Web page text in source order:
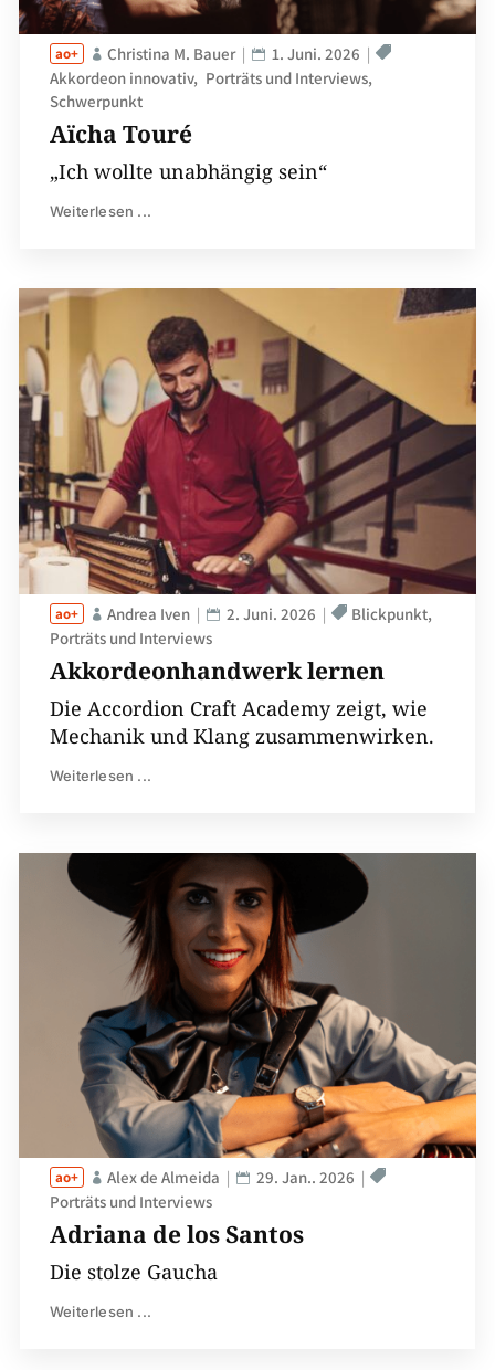
Aïcha Touré
Christina M. Bauer
1. Juni. 2026
Akkordeon innovativ
Porträts und Interviews
Schwerpunkt
„Ich wollte unabhängig sein“
Weiterlesen ...
Akkordeonhandwerk lernen
Andrea Iven 2. Juni. 2026
Blickpunkt
Porträts und Interviews
Die Accordion Craft Academy zeigt, wie
Mechanik und Klang zusammenwirken.
Weiterlesen ...
Adriana de los Santos
Alex de Almeida
29. Jan.. 2026
Porträts und Interviews
Die stolze Gaucha
Weiterlesen ...